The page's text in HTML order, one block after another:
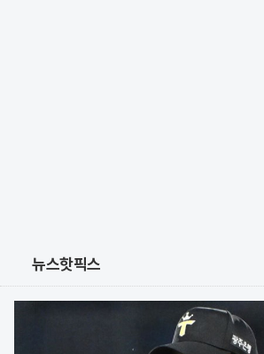
뉴스핫픽스